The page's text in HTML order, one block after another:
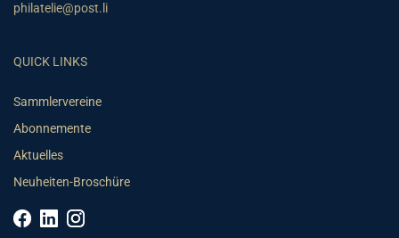
philatelie@post.li
QUICK LINKS
Sammlervereine
Abonnemente
Aktuelles
Neuheiten-Broschüre